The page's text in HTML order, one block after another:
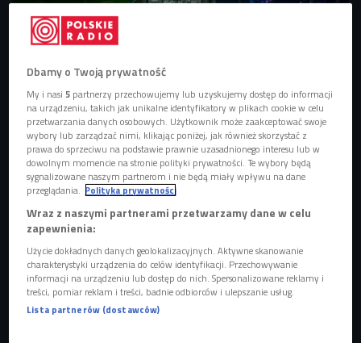
Anna Rusowicz n a scenie podczas występu
Radio
"Tobie" zapowiada najnowszą płytę artystki i pokazuje Annę
Rusowicz w jej własnym stylu. Utwór zachowuje bigbitowy
sznyt.
- Moje płyty zamykają pewien rozdział - przyznaje artystka.
- Tak było z płytą "Przebudzenie", wtedy urodziłam
dziecko, to był szalony czas, projekt "Nixes" to płyta
"Tobie" zapowiada album, który będzie przejściem do
innego życia - dodaje
W rozmowie z Damianem Sikorskim artystka zdradza, że
jest zwolenniczką "odżywiania małymi łyżkami, bo tym też
można się najeść". Tak też chce odsłaniać tajemnice
Dbamy o Twoją prywatność
My i nasi5 partnerzy przechowujemy lub uzyskujemy dostęp do informacji
na urządzeniu, takich jak unikalne identyfikatory w plikach cookie w celu
przetwarzania danych osobowych. Użytkownik może zaakceptować swoje
wybory lub zarządzać nimi, klikając poniżej, jak również skorzystać z
prawa do sprzeciwu na podstawie prawnie uzasadnionego interesu lub w
dowolnym momencie na stronie polityki prywatności. Te wybory będą
sygnalizowane naszym partnerom i nie będą miały wpływu na dane
przeglądania. Polityka prywatności
Wraz z naszymi partnerami przetwarzamy dane w celu
zapewnienia:
Użycie dokładnych danych geolokalizacyjnych. Aktywne skanowanie
charakterystyki urządzenia do celów identyfikacji. Przechowywanie
informacji na urządzeniu lub dostęp do nich. Spersonalizowane reklamy i
treści, pomiar reklam i treści, badnie odbiorców i ulepszanie usług.
Lista partnerów (dostawców)